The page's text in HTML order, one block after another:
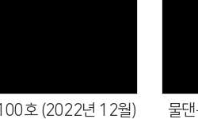
호 (2022년 12월) 물